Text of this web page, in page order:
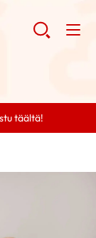
täältä!